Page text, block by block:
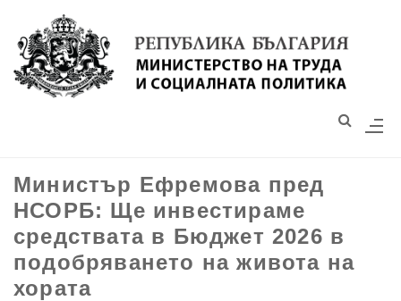
Моля,
обърнете
със
система
Министър Ефремова пред
НСОРБ: Ще инвестираме
средствата в Бюджет 2026 в
подобряването на живота на
хората